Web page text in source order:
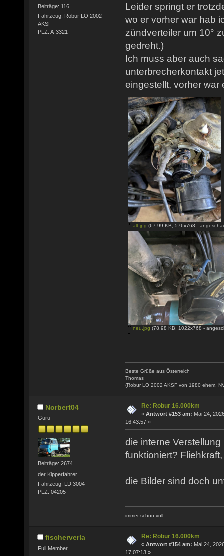
Beiträge: 116
Fahrzeug: Robur LO 2002
AKSF
PLZ: A-3321
Leider springt er
wo er vorher war hab
zündverteiler um 10°
gedreht.)
Ich muss aber auch
unterbrecherkontakt
eingestellt, vorher war
alt.jpg (67.99 KB, 576x768 -
neu.jpg (78.98 KB, 1022x768 -
Beste Grüße aus Österreich
Thomas
(Robur LO 2002 AKSF von 1980 ehem.
Norbert04
Guru
Beiträge: 2674
der Kipperfahrer
Fahrzeug: LD 3004
PLZ: 04205
Re: Robur 16.000km
« Antwort #153 am: Mai 24,
16:43:57 »
die interne
funktioniert?
die Bilder sind doch
immer schön voll
fischerverla
Full Member
Re: Robur 16.000km
« Antwort #154 am: Mai 24,
17:07:13 »